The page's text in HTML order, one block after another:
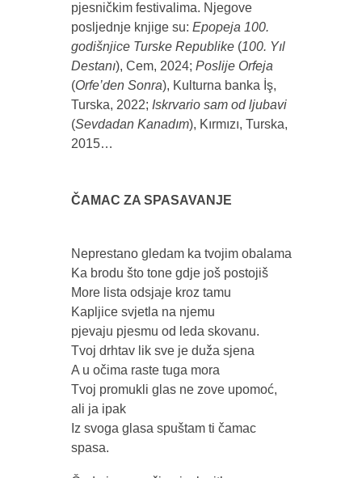
pjesničkim festivalima. Njegove
posljednje knjige su: Epopeja 100.
godišnjice Turske Republike(100. Yıl
Destanı), Cem, 2024; Poslije Orfeja
(Orfe’den Sonra), Kulturna banka İş,
Turska, 2022; Iskrvario sam od ljubavi
(Sevdadan Kanadım), Kırmızı, Turska,
2015…
ČAMAC ZA SPASAVANJE
Neprestano gledam ka tvojim obalama
Ka brodu što tone gdje još postojiš
More lista odsjaje kroz tamu
Kapljice svjetla na njemu
pjevaju pjesmu od leda skovanu.
Tvoj drhtav lik sve je duža sjena
A u očima raste tuga mora
Tvoj promukli glas ne zove upomoć,
ali ja ipak
Iz svoga glasa spuštam ti čamac
spasa.